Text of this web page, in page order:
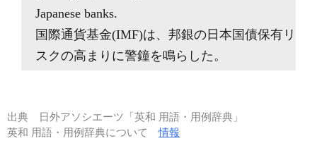
Japanese banks.
国際通貨基金(IMF)は、邦銀の日本国債保有リ
スクの高まりに警鐘を鳴らした。
出典
日外アソシエーツ「英和 用語・用例辞典」
英和 用語・用例辞典について情報